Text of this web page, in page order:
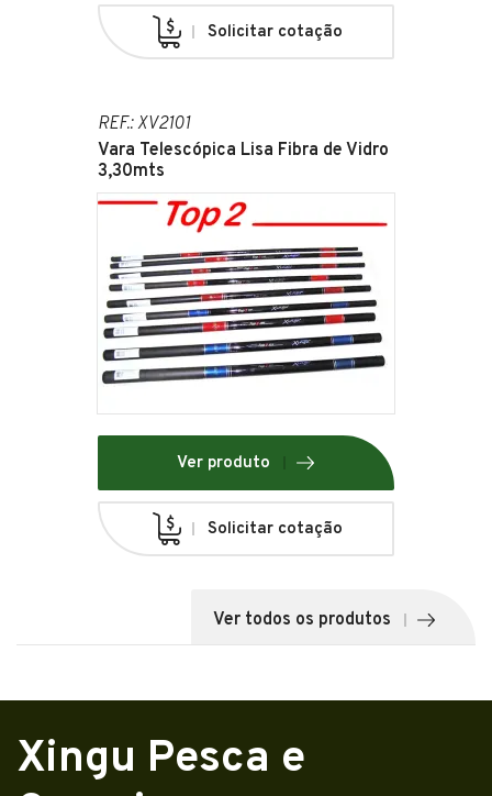
Solicitar cotação
REF.: XV2101
Vara Telescópica Lisa Fibra de Vidro
3,30mts
Ver produto
Solicitar cotação
Ver todos os produtos
Xingu Pesca e